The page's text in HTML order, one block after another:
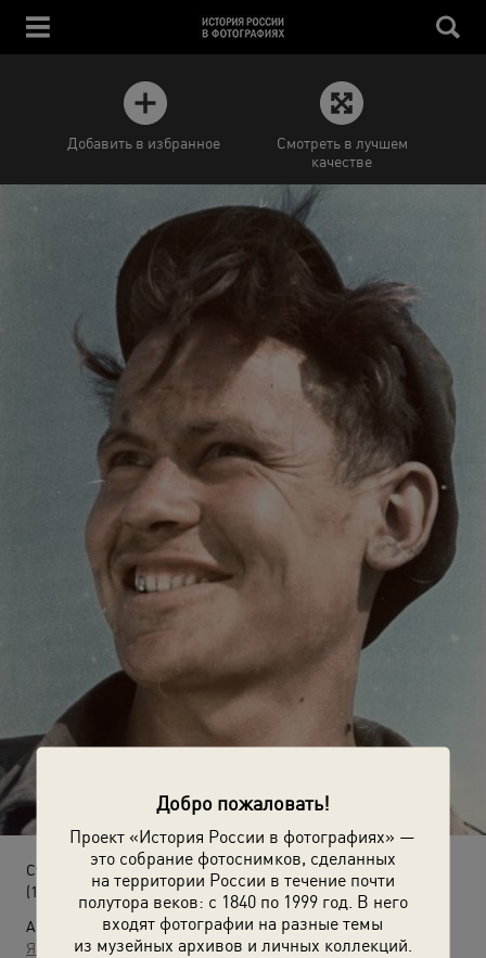
Добро пожаловать!
Проект «История России в фотографиях» —
это собрание фотоснимков, сделанных
на территории России в течение почти
полутора веков: с 1840 по 1999 год. В него
входят фотографии на разные темы
из музейных архивов и личных коллекций.
Добавить в избранное
Смотреть в лучшем
качестве
Студент Ахметзянов на целине
(1954 - 1959)
Автор:
Яков Халип